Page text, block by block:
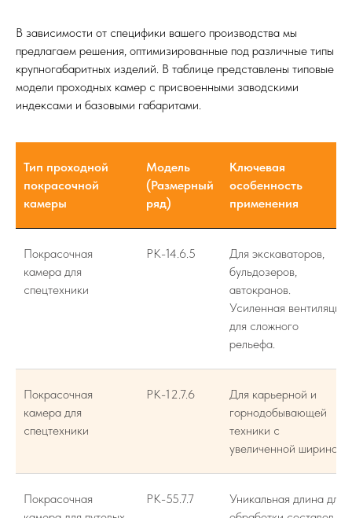
В зависимости от специфики вашего производства мы
предлагаем решения, оптимизированные под различные типы
крупногабаритных изделий. В таблице представлены типовые
модели проходных камер с присвоенными заводскими
индексами и базовыми габаритами.
Тип проходной
покрасочной
камеры
Модель
(Размерный
ряд)
Ключевая
особенность
применения
Покрасочная
камера для
спецтехники
РК-14.6.5
Для экскаваторов,
бульдозеров,
автокранов.
Усиленная вентиляция
для сложного
рельефа.
Покрасочная
камера для
спецтехники
РК-12.7.6
Для карьерной и
горнодобывающей
техники с
увеличенной шириной.
Покрасочная
РК-55.7.7
Уникальная длина для